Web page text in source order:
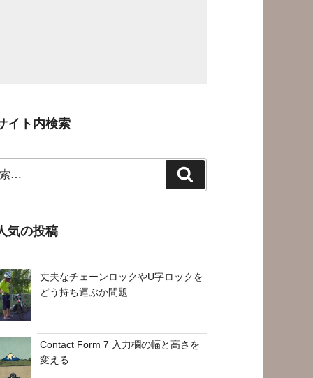
イト内検索
索
気の投稿
丈夫なチェーンロックやU字ロックを
どう持ち運ぶか問題
Contact Form 7 入力欄の幅と高さを
変える